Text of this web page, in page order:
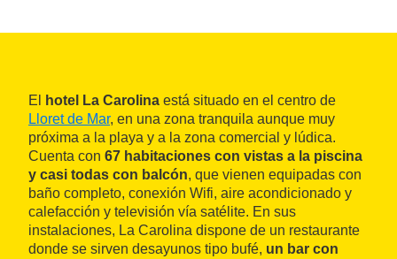
El hotel La Carolina está situado en el centro de
Lloret de Mar, en una zona tranquila aunque muy
próxima a la playa y a la zona comercial y lúdica.
Cuenta con 67 habitaciones con vistas a la piscina
y casi todas con balcón, que vienen equipadas con
baño completo, conexión Wifi, aire acondicionado y
calefacción y televisión vía satélite. En sus
instalaciones, La Carolina dispone de un restaurante
donde se sirven desayunos tipo bufé, un bar con